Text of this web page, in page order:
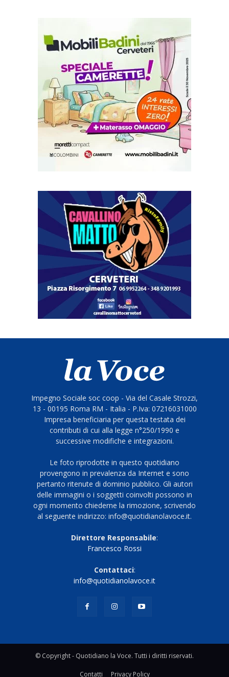
Impegno Sociale soc coop - Via del Casale Strozzi,
13 - 00195 Roma RM - Italia - P.Iva: 07216031000
Impresa beneficiaria per questa testata dei
contributi di cui alla legge n°250/1990 e
successive modifiche e integrazioni.
Le foto riprodotte in questo quotidiano
provengono in prevalenza da Internet e sono
pertanto ritenute di dominio pubblico. Gli autori
delle immagini o i soggetti coinvolti possono in
ogni momento chiederne la rimozione, scrivendo
al seguente indirizzo: info@quotidianolavoce.it.
Direttore Responsabile:
Francesco Rossi
Contattaci:
info@quotidianolavoce.it
© Copyright - Quotidiano la Voce. Tutti i diritti riservati.
Contatti Privacy Policy